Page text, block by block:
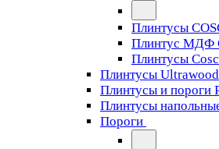
Плинтусы
Плинтус МДФ
Плинтусы
Плинтусы
Плинтусы и пороги
Плинтусы
Пороги